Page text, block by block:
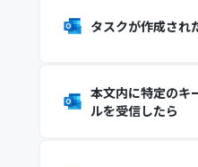
タスクが作成され
本文内に特定のキ
ルを受信したら